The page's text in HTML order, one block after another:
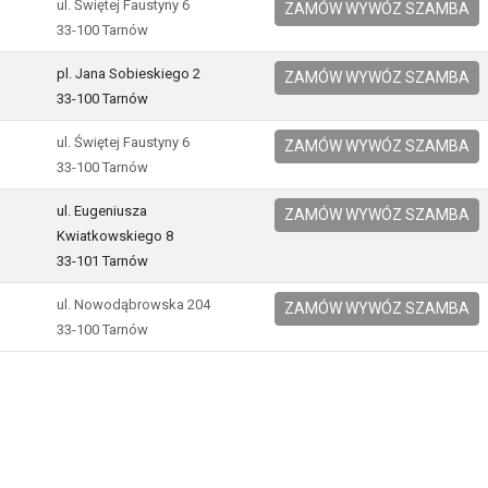
ul. Świętej Faustyny 6
33-100 Tarnów
ZAMÓW WYWÓZ SZAMBA
pl. Jana Sobieskiego 2
33-100 Tarnów
ZAMÓW WYWÓZ SZAMBA
ul. Świętej Faustyny 6
33-100 Tarnów
ZAMÓW WYWÓZ SZAMBA
ul. Eugeniusza
Kwiatkowskiego 8
33-101 Tarnów
ZAMÓW WYWÓZ SZAMBA
ul. Nowodąbrowska 204
33-100 Tarnów
ZAMÓW WYWÓZ SZAMBA